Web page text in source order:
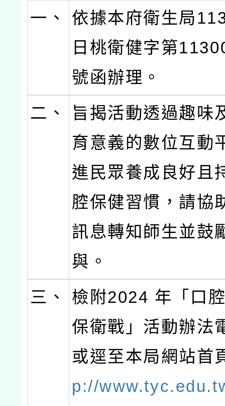
一、
依據本府衛生局
日桃衛健字第
號函辦理。
二、
旨揭活動透過趣味
育意義的數位互動
進民眾養成良好且
腔保健習慣，請協
訊息轉知師生並鼓
與。
三、
檢附2024 年「口
保衛戰」活動辦法
或逕至本局網站首
p://